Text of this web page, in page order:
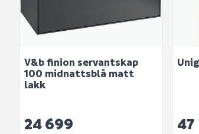
V&b finion servantskap
100 midnattsblå matt
lakk
24 699 47